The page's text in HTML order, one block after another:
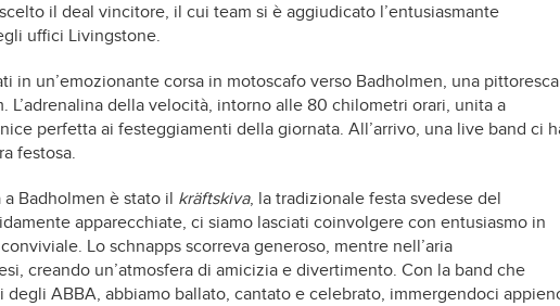
il deal vincitore, il cui team si è aggiudicato l’entusiasmante
uffici Livingstone.
in un’emozionante corsa in motoscafo verso Badholmen, una pittoresca
L’adrenalina della velocità, intorno alle 80 chilometri orari, unita a
perfetta ai festeggiamenti della giornata. All’arrivo, una live band ci
festosa.
Badholmen è stato il kräftskiva, la tradizionale festa svedese del
apparecchiate, ci siamo lasciati coinvolgere con entusiasmo in
Lo schnapps scorreva generoso, mentre nell’aria
creando un’atmosfera di amicizia e divertimento. Con la band che
degli ABBA, abbiamo ballato, cantato e celebrato, immergendoci